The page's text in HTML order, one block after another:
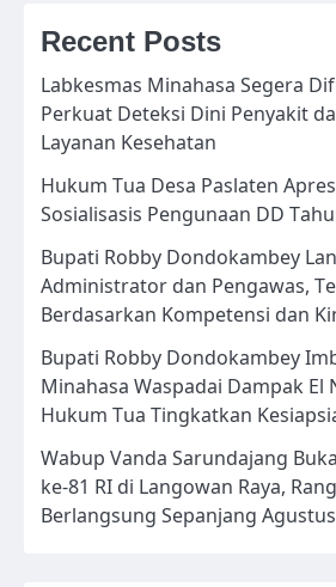
Recent Posts
Labkesmas Minahasa Segera
Perkuat Deteksi Dini Penyakit
Layanan Kesehatan
Hukum Tua Desa Paslaten
Sosialisasis Pengunaan DD
Bupati Robby Dondokambey
Administrator dan Pengawas,
Berdasarkan Kompetensi dan
Bupati Robby Dondokambey
Minahasa Waspadai Dampak El
Hukum Tua Tingkatkan
Wabup Vanda Sarundajang
ke-81 RI di Langowan Raya,
Berlangsung Sepanjang Agustus